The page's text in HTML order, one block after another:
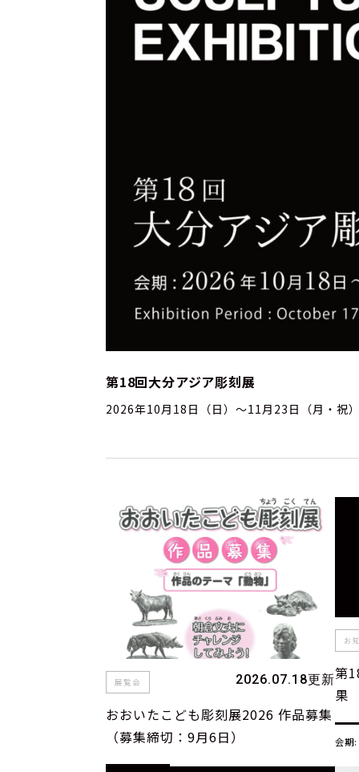
第18回大分アジア彫刻展
2026年10月18日（日）～11月23日（月・祝
展覧会 2026.07.18更新
おおいたこども彫刻展2026 作品募集
（募集締切：9月6日）
お
第
果
会期